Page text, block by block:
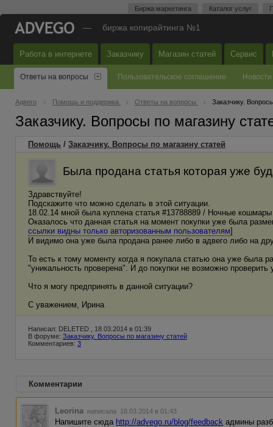
Биржа маркетинга Каталог услуг
— биржа копирайтинга №1
Работа в интернете Заказчику Магазин статей Сервис
Ответы на вопросы Пользовательское соглашение Новости
Адвего Помощь и поддержка Ответы на вопросы Заказчику.
Заказчику. Вопросы по магазину
Помощь / Заказчику. Вопросы по магазину статей
Была продана статья которая уже
Здравствуйте!
Подскажите что можно сделать в этой ситуации.
18.02.14 мной была куплена статья #13788889 / Ночные
Оказалось что данная статья на момент покупки уже была
ссылки видны только авторизованным пользователям]
И видимо она уже была продана ранее либо в адвего либо на
То есть к тому моменту когда я покупала статью она уже была
"уникальность проверена". И до покупки не возможно проверить
Что я могу предпринять в данной ситуации?
С уважением, Ирина
Написал: DELETED , 18.03.2014 в 01:39
В форуме: Заказчику. Вопросы по магазину статей
Комментариев: 3
Комментарии
Leorina написала 18.03.2014 в 01:43
Напишите сюда http://advego.ru/blog/feedback админы